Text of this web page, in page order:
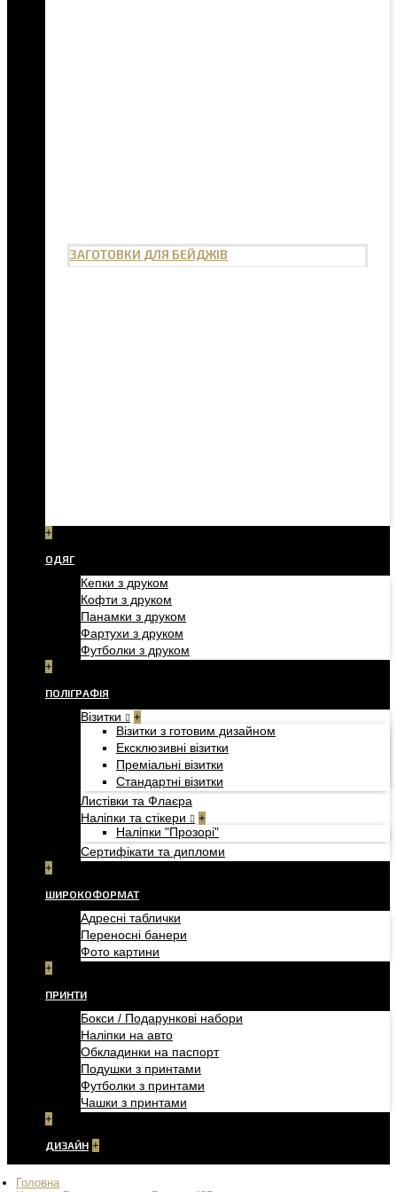
ЗАГОТОВКИ ДЛЯ БЕЙДЖІВ
+
ОДЯГ
Кепки з друком
Кофти з друком
Панамки з друком
Фартухи з друком
Футболки з друком
+
ПОЛІГРАФІЯ
Візитки +
Візитки з готовим дизайном
Ексклюзивні візитки
Преміальні візитки
Стандартні візитки
Листівки та Флаєра
Наліпки та стікери
+
Наліпки "Прозорі"
Сертифікати та дипломи
+
ШИРОКОФОРМАТ
Адресні таблички
Переносні банери
Фото картини
+
ПРИНТИ
Бокси / Подарункові набори
Наліпки на авто
Обкладинки на паспорт
Подушки з принтами
Футболки з принтами
Чашки з принтами
+
ДИЗАЙН +
Головна